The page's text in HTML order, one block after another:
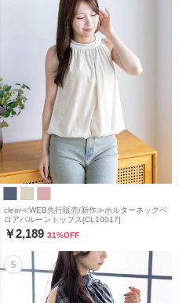
clear≪WEB先行販売/新作≫ホルターネックベ
ロアバルーントップス[CL10017]
￥2,189 31%OFF